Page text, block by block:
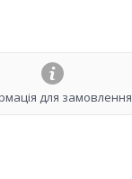
для замовлення